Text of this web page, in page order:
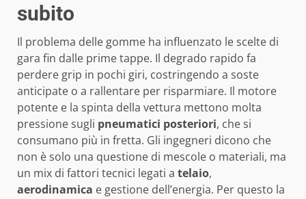
subito
Il problema delle gomme ha influenzato le scelte di
gara fin dalle prime tappe. Il degrado rapido fa
perdere grip in pochi giri, costringendo a soste
anticipate o a rallentare per risparmiare. Il motore
potente e la spinta della vettura mettono molta
pressione sugli pneumatici posteriori, che si
consumano più in fretta. Gli ingegneri dicono che
non è solo una questione di mescole o materiali, ma
un mix di fattori tecnici legati a telaio,
aerodinamica e gestione dell’energia. Per questo la